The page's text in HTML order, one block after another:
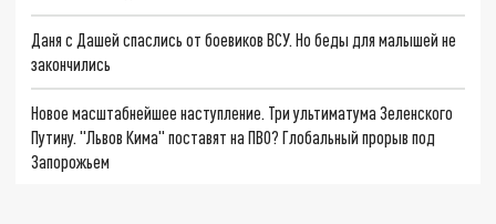
Даня с Дашей спаслись от боевиков ВСУ. Но беды для малышей не
закончились
Новое масштабнейшее наступление. Три ультиматума Зеленского
Путину. "Львов Кима" поставят на ПВО? Глобальный прорыв под
Запорожьем